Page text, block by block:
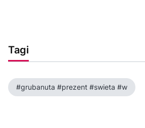
Tagi
#grubanuta #prezent #swieta #w